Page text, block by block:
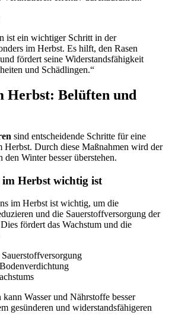
ist ein wichtiger Schritt in der
im Herbst. Es hilft, den Rasen
fördert seine Widerstandsfähigkeit
und Schädlingen.“
Herbst: Belüften und
sind entscheidende Schritte für eine
Herbst. Durch diese Maßnahmen wird der
den Winter besser überstehen.
Herbst wichtig ist
im Herbst ist wichtig, um die
und die Sauerstoffversorgung der
fördert das Wachstum und die
Wasser und Nährstoffe besser
gesünderen und widerstandsfähigeren